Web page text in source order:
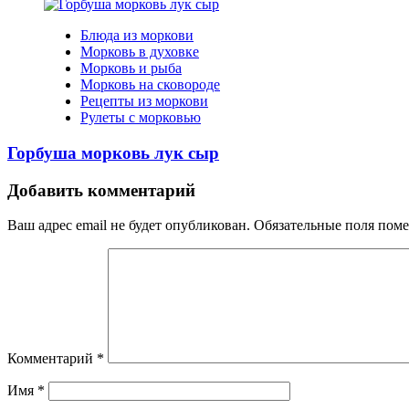
Блюда из моркови
Морковь в духовке
Морковь и рыба
Морковь на сковороде
Рецепты из моркови
Рулеты с морковью
Горбуша морковь лук сыр
Добавить комментарий
Ваш адрес email не будет опубликован. Обязательные поля
Комментарий *
Имя *